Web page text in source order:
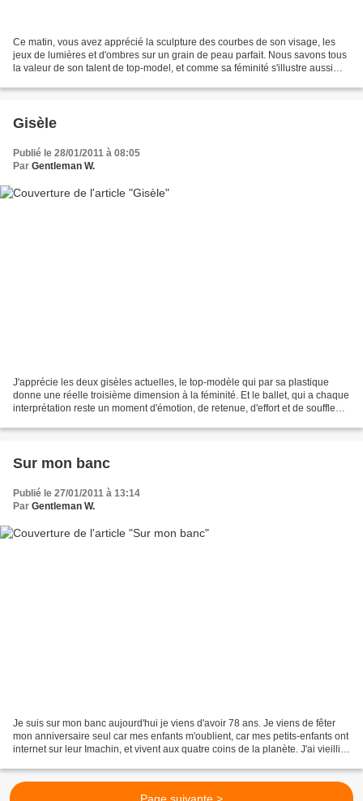
Ce matin, vous avez apprécié la sculpture des courbes de son visage, les
jeux de lumières et d'ombres sur un grain de peau parfait. Nous savons tous
la valeur de son talent de top-model, et comme sa féminité s'illustre aussi
Gisèle
Publié le 28/01/2011 à 08:05
Par Gentleman W.
J'apprécie les deux gisèles actuelles, le top-modèle qui par sa plastique
donne une réelle troisième dimension à la féminité. Et le ballet, qui a chaque
interprétation reste un moment d'émotion, de retenue, d'effort et de souffle
Sur mon banc
Publié le 27/01/2011 à 13:14
Par Gentleman W.
Je suis sur mon banc aujourd'hui je viens d'avoir 78 ans. Je viens de fêter
mon anniversaire seul car mes enfants m'oublient, car mes petits-enfants ont
internet sur leur Imachin, et vivent aux quatre coins de la planète. J'ai vieilli
Page suivante >